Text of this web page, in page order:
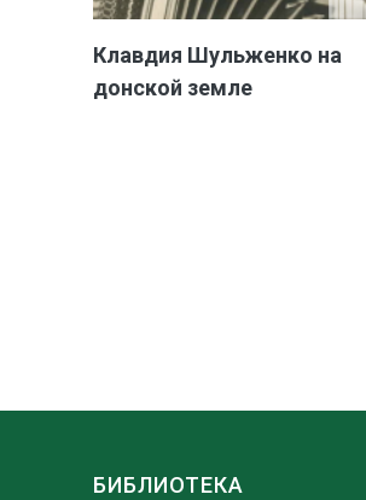
Клавдия Шульженко на
донской земле
БИБЛИОТЕКА